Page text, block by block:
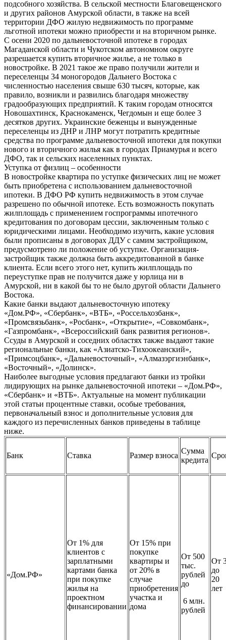
подсобного хозяйства. В сельской местности Благовещенского
и других районов Амурской области, в также на всей
территории ДФО жилую недвижимость по программе
льготной ипотеки можно приобрести и на вторичном рынке.
С осени 2020 по дальневосточной ипотеке в городах
Магаданской области и Чукотском автономном округе
разрешается купить вторичное жилье, а не только в
новостройке. В 2021 такое же право получили жители и
переселенцы 34 моногородов Дальнего Востока с
численностью населения свыше 630 тысяч, которые, как
правило, возникли и развились благодаря множеству
градообразующих предприятий. К таким городам относятся
Новошахтинск, Краснокаменск, Чегдомын и еще более 3
десятков других. Украинские беженцы и вынужденные
переселенцы из ДНР и ЛНР могут потратить кредитные
средства по программе дальневосточной ипотеки для покупки
нового и вторичного жилья как в городах Приамурья и всего
ДФО, так и сельских населенных пунктах.
Уступка от физлиц – особенности
В новостройке квартира по уступке физических лиц не может
быть приобретена с использованием дальневосточной
ипотеки. В ДФО РФ купить недвижимость в этом случае
разрешено по обычной ипотеке. Есть возможность покупать
жилплощадь с применением госпрограммы ипотечного
кредитования по договорам цессии, заключенным только с
юридическими лицами. Необходимо изучить, какие условия
были прописаны в договорах ДДУ с самим застройщиком,
предусмотрено ли положение об уступке. Организация-
застройщик также должна быть аккредитованной в банке
клиента. Если всего этого нет, купить жилплощадь по
переуступке прав не получится даже у юрлица ни в
Амурской, ни в какой бы то не было другой области Дальнего
Востока.
Какие банки выдают дальневосточную ипотеку
«Дом.РФ», «Сбербанк», «ВТБ», «Россельхозбанк»,
«Промсвязьбанк», «Росбанк», «Открытие», «Совкомбанк»,
«Газпромбанк», «Всероссийский банк развития регионов».
Ссуды в Амурской и соседних областях также выдают такие
региональные банки, как «Азиатско-Тихоокеанский»,
«Примсоцбанк», «Дальневосточный», «Алмазэргиэнбанк»,
«Восточный», «Долинск».
Наиболее выгодные условия предлагают банки из тройки
лидирующих на рынке дальневосточной ипотеки – «Дом.РФ»,
«Сбербанк» и «ВТБ». Актуальные на момент публикации
этой статьи процентные ставки, особые требования,
первоначальный взнос и дополнительные условия для
каждого из перечисленных банков приведены в таблице
ниже.
Банк Ставка Размер взноса
Сумма
кредита
«Дом.РФ»
От 1% для
клиентов с
зарплатными
картами банка
при покупке
жилья на
проектном
финансировании
От 15% при
покупке
квартиры и
от 20% в
случае
приобретения
участка и
дома
От 500
тыс.
рублей
до
6 млн.
рублей
От
до
20
лет